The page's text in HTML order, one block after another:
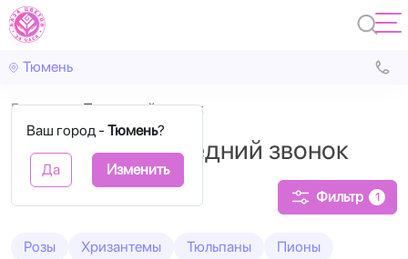
Тюмень
Ваш город - Тюмень?
Да Изменить
Главная Последний звонок
Букеты на Последний звонок
Фильтр 1
Розы Хризантемы Тюльпаны
Пионы